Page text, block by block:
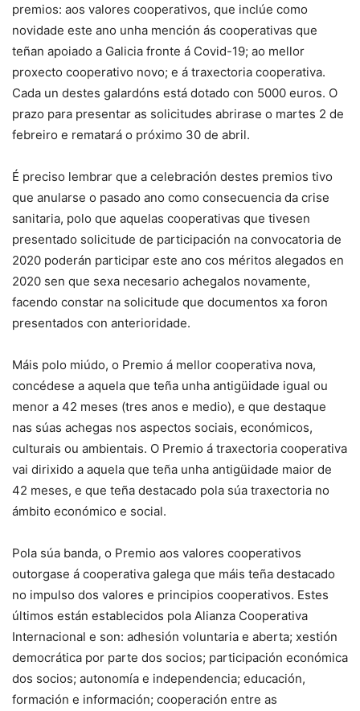
premios: aos valores cooperativos, que inclúe como
novidade este ano unha mención ás cooperativas que
teñan apoiado a Galicia fronte á Covid-19; ao mellor
proxecto cooperativo novo; e á traxectoria cooperativa.
Cada un destes galardóns está dotado con 5000 euros. O
prazo para presentar as solicitudes abrirase o martes 2 de
febreiro e rematará o próximo 30 de abril.
É preciso lembrar que a celebración destes premios tivo
que anularse o pasado ano como consecuencia da crise
sanitaria, polo que aquelas cooperativas que tivesen
presentado solicitude de participación na convocatoria de
2020 poderán participar este ano cos méritos alegados en
2020 sen que sexa necesario achegalos novamente,
facendo constar na solicitude que documentos xa foron
presentados con anterioridade.
Máis polo miúdo, o Premio á mellor cooperativa nova,
concédese a aquela que teña unha antigüidade igual ou
menor a 42 meses (tres anos e medio), e que destaque
nas súas achegas nos aspectos sociais, económicos,
culturais ou ambientais. O Premio á traxectoria cooperativa
vai dirixido a aquela que teña unha antigüidade maior de
42 meses, e que teña destacado pola súa traxectoria no
ámbito económico e social.
Pola súa banda, o Premio aos valores cooperativos
outorgase á cooperativa galega que máis teña destacado
no impulso dos valores e principios cooperativos. Estes
últimos están establecidos pola Alianza Cooperativa
Internacional e son: adhesión voluntaria e aberta; xestión
democrática por parte dos socios; participación económica
dos socios; autonomía e independencia; educación,
formación e información; cooperación entre as